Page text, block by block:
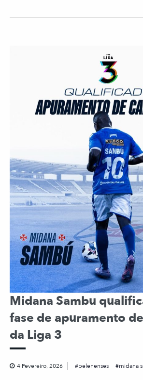
Midana Sambu
fase de apuramento
da Liga 3
4 Fevereiro, 2026 belenenses midana